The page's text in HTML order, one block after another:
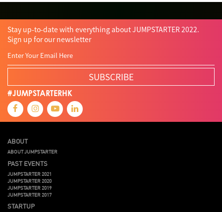
Tips
Travel Viewider Vr Wearables Webinar 健康老齡化 傳感器
先進物料
機械人技術
盛智文 總決賽 蔡曉慧 車品覺 關明生 關祖堯 陳子翔
陳智思
陳龍生
電子商務 魏華星
Stay up-to-date with everything about JUMPSTARTER 2022.
Sign up for our newsletter
SUBSCRIBE
#JUMPSTARTERHK
ABOUT
ABOUT JUMPSTARTER
PAST EVENTS
JUMPSTARTER 2021
JUMPSTARTER 2020
JUMPSTARTER 2019
JUMPSTARTER 2017
STARTUP